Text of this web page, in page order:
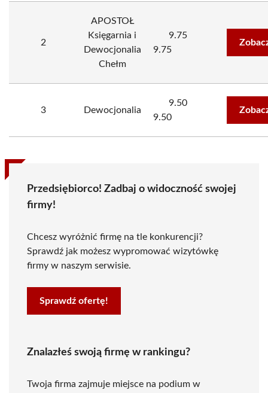
2
APOSTOŁ
Księgarnia i
Dewocjonalia
Chełm
9.75
9.75
3 Dewocjonalia
9.50
9.50
Przedsiębiorco! Zadbaj o widoczność swojej
firmy!
Chcesz wyróżnić firmę na tle konkurencji?
Sprawdź jak możesz wypromować wizytówkę
firmy w naszym serwisie.
Sprawdź ofertę!
Znalazłeś swoją firmę w rankingu?
Twoja firma zajmuje miejsce na podium w